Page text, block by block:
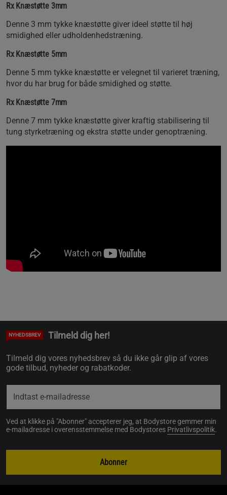
Rx Knæstøtte 3mm
Denne 3 mm tykke knæstøtte giver ideel støtte til høj
smidighed eller udholdenhedstræning.
Rx Knæstøtte 5mm
Denne 5 mm tykke knæstøtte er velegnet til varieret træning,
hvor du har brug for både smidighed og støtte.
Rx Knæstøtte 7mm
Denne 7 mm tykke knæstøtte giver kraftig stabilisering til
tung styrketræning og ekstra støtte under genoptræning.
NYHEDSBREV Tilmeld dig her!
Tilmeld dig vores nyhedsbrev så du ikke går glip af vores
gode tilbud, nyheder og rabatkoder.
Ved at klikke på "Abonner" accepterer jeg, at Bodystore gemmer min
e-mailadresse i overensstemmelse med Bodystores Privatlivspolitik.
Abonner